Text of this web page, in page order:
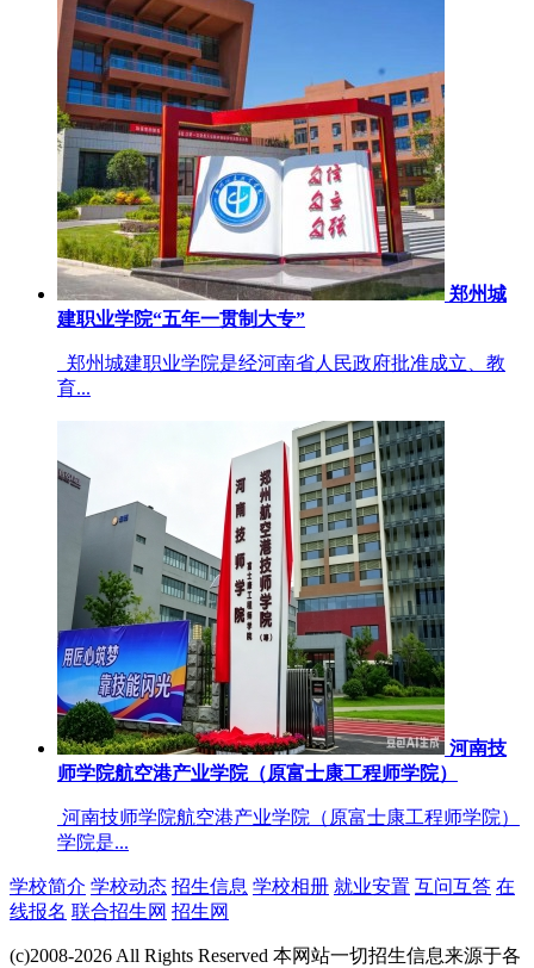
郑州城
建职业学院“五年一贯制大专”
郑州城建职业学院是经河南省人民政府批准成立、教
育...
河南技
师学院航空港产业学院（原富士康工程师学院）
河南技师学院航空港产业学院（原富士康工程师学院）
学院是...
学校简介 学校动态 招生信息 学校相册 就业安置 互问互答 在
线报名 联合招生网 招生网
(c)2008-2026 All Rights Reserved 本网站一切招生信息来源于各